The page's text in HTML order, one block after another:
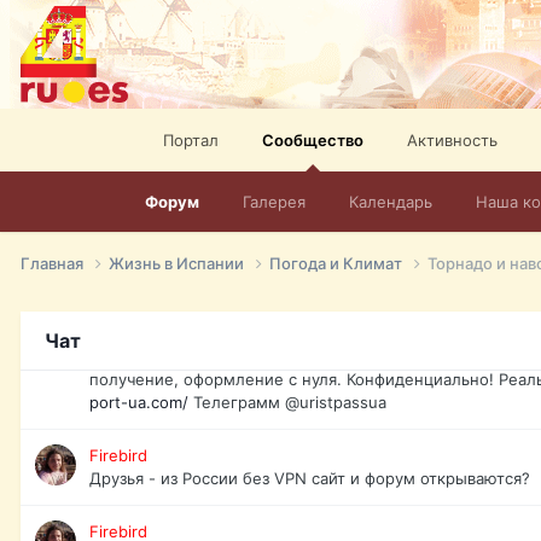
Портал Сообщество
Форум Галерея Календарь Наша
Активность
Главная Жизнь в Испании Погода и Климат Торнадо и
Чат
спорт, HD. + Огромная видеотека + 10.000 фильмов и
сайта. Наш сайт: http://mir-tv.club/television-in-spain.html
David16
Книги
David16
Подскажите пожалуйста, как удалить свой аккаунт из
Юрист юа
получение, оформление с нуля. Конфиденциально!
port-ua.com/ Телеграмм @uristpassua
Firebird
Друзья - из России без VPN сайт и форум открываются?
Firebird